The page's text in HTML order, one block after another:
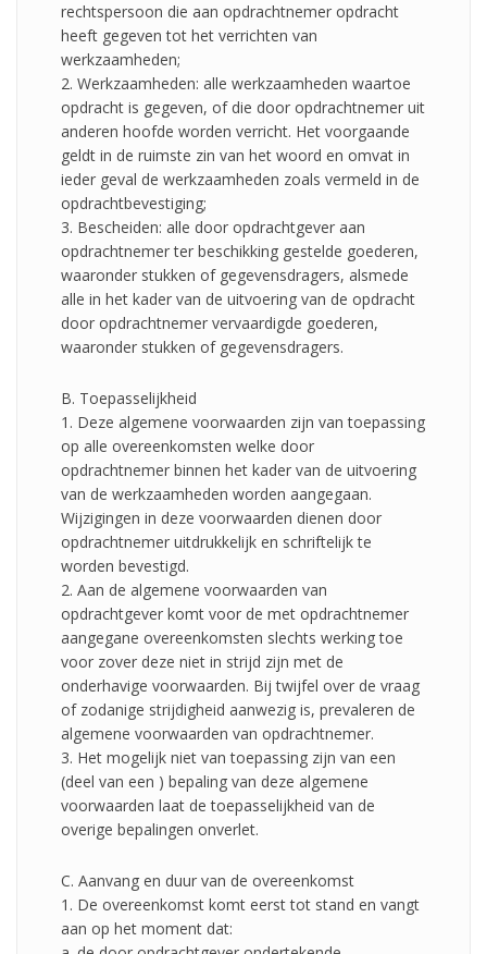
rechtspersoon die aan opdrachtnemer opdracht
heeft gegeven tot het verrichten van
werkzaamheden;
2. Werkzaamheden: alle werkzaamheden waartoe
opdracht is gegeven, of die door opdrachtnemer uit
anderen hoofde worden verricht. Het voorgaande
geldt in de ruimste zin van het woord en omvat in
ieder geval de werkzaamheden zoals vermeld in de
opdrachtbevestiging;
3. Bescheiden: alle door opdrachtgever aan
opdrachtnemer ter beschikking gestelde goederen,
waaronder stukken of gegevensdragers, alsmede
alle in het kader van de uitvoering van de opdracht
door opdrachtnemer vervaardigde goederen,
waaronder stukken of gegevensdragers.
B. Toepasselijkheid
1. Deze algemene voorwaarden zijn van toepassing
op alle overeenkomsten welke door
opdrachtnemer binnen het kader van de uitvoering
van de werkzaamheden worden aangegaan.
Wijzigingen in deze voorwaarden dienen door
opdrachtnemer uitdrukkelijk en schriftelijk te
worden bevestigd.
2. Aan de algemene voorwaarden van
opdrachtgever komt voor de met opdrachtnemer
aangegane overeenkomsten slechts werking toe
voor zover deze niet in strijd zijn met de
onderhavige voorwaarden. Bij twijfel over de vraag
of zodanige strijdigheid aanwezig is, prevaleren de
algemene voorwaarden van opdrachtnemer.
3. Het mogelijk niet van toepassing zijn van een
(deel van een ) bepaling van deze algemene
voorwaarden laat de toepasselijkheid van de
overige bepalingen onverlet.
C. Aanvang en duur van de overeenkomst
1. De overeenkomst komt eerst tot stand en vangt
aan op het moment dat: